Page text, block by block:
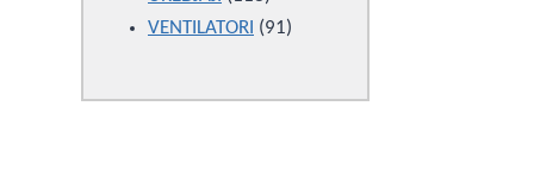
products
VENTILATORI 9191